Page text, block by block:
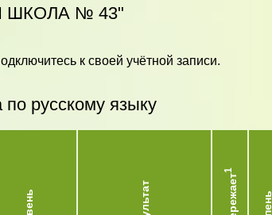
ШКОЛА № 43"
к своей учётной записи.
по русскому языку
1